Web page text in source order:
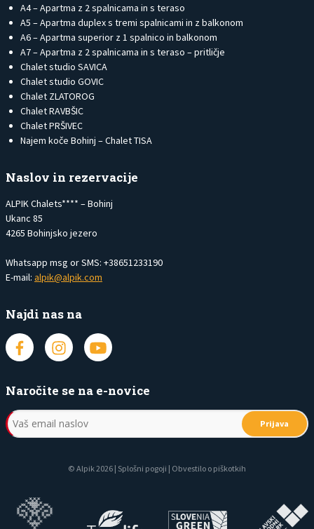
A4 – Apartma z 2 spalnicama in s teraso
A5 – Apartma duplex s tremi spalnicami in z balkonom
A6 – Apartma superior z 1 spalnico in balkonom
A7 – Apartma z 2 spalnicama in s teraso – pritličje
Chalet studio SAVICA
Chalet studio GOVIC
Chalet ZLATOROG
Chalet RAVBŠIC
Chalet PRŠIVEC
Najem koče Bohinj – Chalet TISA
Naslov in rezervacije
ALPIK Chalets**** – Bohinj
Ukanc 85
4265 Bohinjsko jezero
Whatsapp msg or SMS: +38651233190
E-mail: alpik@alpik.com
Najdi nas na
Naročite se na e-novice
Prijava
© Alpik 2026 | Splošni pogoji | Obvestilo o piškotkih